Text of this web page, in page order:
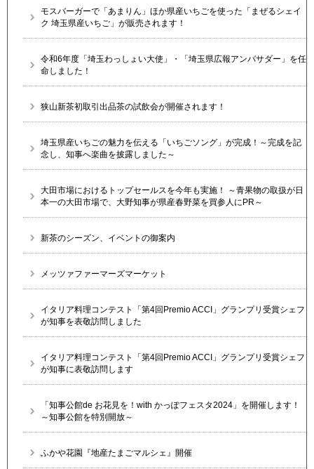
モスバーガーで「あまりん」ほか県産いちごを使った「まぜるシェイ
ク 埼玉県産いちご」が販売されます！
令和6年度「埼玉わっしょい大使」・「埼玉県広報アンバサダー」を任
命しました！
狭山新茶初取引出品茶の試飲会が開催されます！
埼玉県産いちごの魅力を伝える「いちごソング」が完成！～完成を記
念し、知事へ楽曲を披露しました～
大田市場におけるトップセールスを今年も実施！ ～青果物の取扱が日
本一の大田市場で、大野知事が県産春野菜を買参人にPR～
新茶のシーズン、イベントの御案内
メッツァファーマーズマーケット
イタリア料理コンテスト「第4回Premio ACCI」グランプリ受賞シェフ
が知事を表敬訪問しました
イタリア料理コンテスト「第4回Premio ACCI」グランプリ受賞シェフ
が知事に表敬訪問します
「知事公館de お花見を！with かっぽフェスタ2024」を開催します！
～知事公館を特別開放～
ふかや花園『地産たまごマルシェ』開催